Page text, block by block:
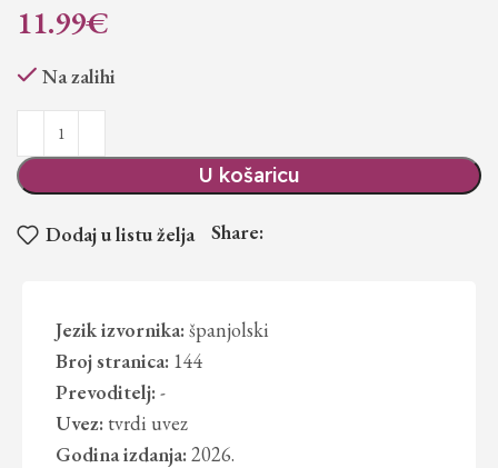
11.99€
Na zalihi
U košaricu
Dodaj u listu želja Share:
Jezik izvornika: španjolski
Broj stranica: 144
Prevoditelj: -
Uvez: tvrdi uvez
Godina izdanja: 2026.